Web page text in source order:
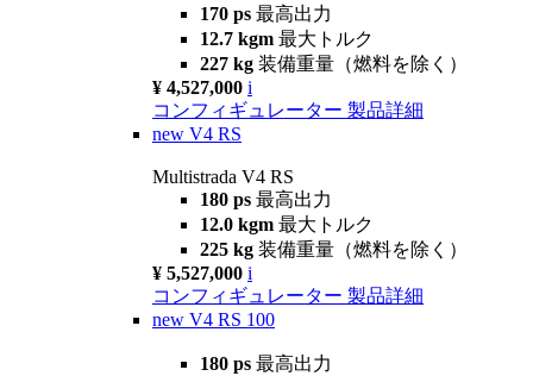
170 ps 最高出力
12.7 kgm 最大トルク
227 kg 装備重量（燃料を除く）
¥ 4,527,000 i
コンフィギュレーター 製品詳細
new V4 RS
Multistrada V4 RS
180 ps 最高出力
12.0 kgm 最大トルク
225 kg 装備重量（燃料を除く）
¥ 5,527,000 i
コンフィギュレーター 製品詳細
new V4 RS 100
180 ps 最高出力